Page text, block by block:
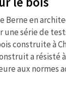
Berne en
une série de
construite à
a résisté
aux normes